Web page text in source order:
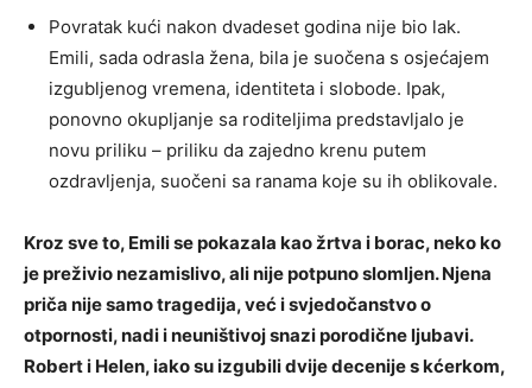
Povratak kući nakon dvadeset godina nije bio lak.
Emili, sada odrasla žena, bila je suočena s osjećajem
izgubljenog vremena, identiteta i slobode. Ipak,
ponovno okupljanje sa roditeljima predstavljalo je
novu priliku – priliku da zajedno krenu putem
ozdravljenja, suočeni sa ranama koje su ih oblikovale.
Kroz sve to, Emili se pokazala kao žrtva i borac, neko ko
je preživio nezamislivo, ali nije potpuno slomljen. Njena
priča nije samo tragedija, već i svjedočanstvo o
otpornosti, nadi i neuništivoj snazi porodične ljubavi.
Robert i Helen, iako su izgubili dvije decenije s kćerkom,